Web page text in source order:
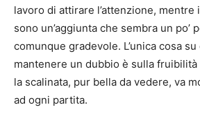
lavoro di attirare l’attenzione, mentre
sono un’aggiunta che sembra un po’
comunque gradevole. L’unica cosa
mantenere un dubbio è sulla
la scalinata, pur bella da vedere, va
ad ogni partita.